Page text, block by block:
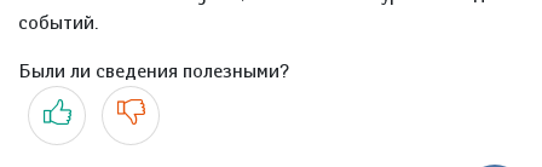
событий.
Были ли сведения полезными?
Да